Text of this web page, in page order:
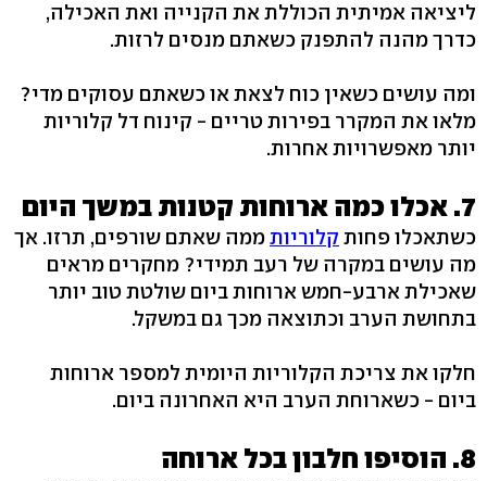
ליציאה אמיתית הכוללת את הקנייה ואת האכילה,
כדרך מהנה להתפנק כשאתם מנסים לרזות.
ומה עושים כשאין כוח לצאת או כשאתם עסוקים מדי?
מלאו את המקרר בפירות טריים - קינוח דל קלוריות
יותר מאפשרויות אחרות.
7. אכלו כמה ארוחות קטנות במשך היום
כשתאכלו פחות קלוריותממה שאתם שורפים, תרזו. אך
מה עושים במקרה של רעב תמידי? מחקרים מראים
שאכילת ארבע-חמש ארוחות ביום שולטת טוב יותר
בתחושת הערב וכתוצאה מכך גם במשקל.
חלקו את צריכת הקלוריות היומית למספר ארוחות
ביום - כשארוחת הערב היא האחרונה ביום.
8. הוסיפו חלבון בכל ארוחה